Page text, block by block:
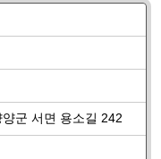
군 서면 용소길 242